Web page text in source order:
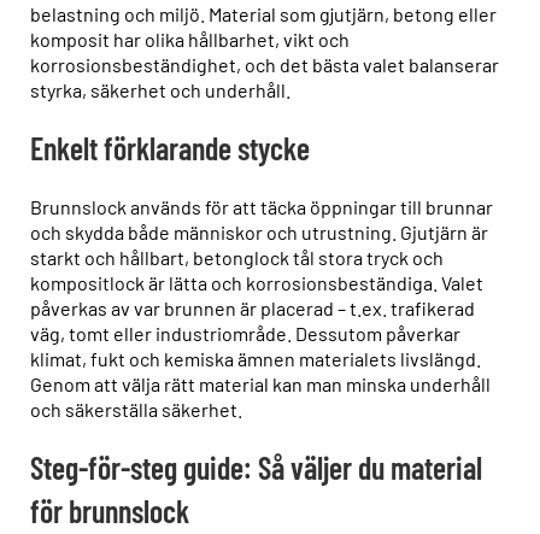
belastning och miljö. Material som gjutjärn, betong eller
komposit har olika hållbarhet, vikt och
korrosionsbeständighet, och det bästa valet balanserar
styrka, säkerhet och underhåll.
Enkelt förklarande stycke
Brunnslock används för att täcka öppningar till brunnar
och skydda både människor och utrustning. Gjutjärn är
starkt och hållbart, betonglock tål stora tryck och
kompositlock är lätta och korrosionsbeständiga. Valet
påverkas av var brunnen är placerad – t.ex. trafikerad
väg, tomt eller industriområde. Dessutom påverkar
klimat, fukt och kemiska ämnen materialets livslängd.
Genom att välja rätt material kan man minska underhåll
och säkerställa säkerhet.
Steg-för-steg guide: Så väljer du material
för brunnslock